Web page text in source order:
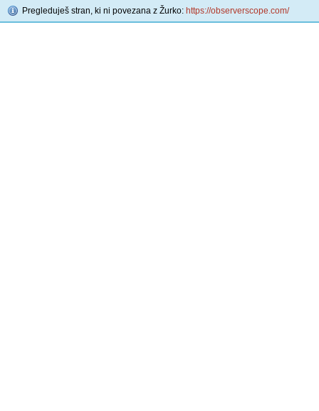
Pregleduješ stran, ki ni povezana z Žurko: https://observerscope.com/